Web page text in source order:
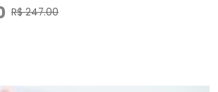
R$ 247.00